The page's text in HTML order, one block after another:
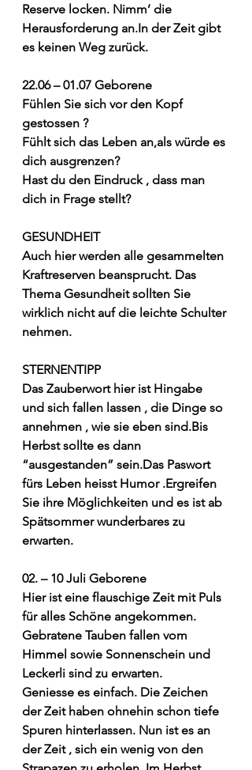
Reserve locken. Nimm’ die
Herausforderung an.In der Zeit gibt
es keinen Weg zurück.
22.06 – 01.07 Geborene
Fühlen Sie sich vor den Kopf
gestossen ?
Fühlt sich das Leben an,als würde es
dich ausgrenzen?
Hast du den Eindruck , dass man
dich in Frage stellt?
GESUNDHEIT
Auch hier werden alle gesammelten
Kraftreserven beansprucht. Das
Thema Gesundheit sollten Sie
wirklich nicht auf die leichte Schulter
nehmen.
STERNENTIPP
Das Zauberwort hier ist Hingabe
und sich fallen lassen , die Dinge so
annehmen , wie sie eben sind.Bis
Herbst sollte es dann
“ausgestanden” sein.Das Paswort
fürs Leben heisst Humor .Ergreifen
Sie ihre Möglichkeiten und es ist ab
Spätsommer wunderbares zu
erwarten.
02. – 10 Juli Geborene
Hier ist eine flauschige Zeit mit Puls
für alles Schöne angekommen.
Gebratene Tauben fallen vom
Himmel sowie Sonnenschein und
Leckerli sind zu erwarten.
Geniesse es einfach. Die Zeichen
der Zeit haben ohnehin schon tiefe
Spuren hinterlassen. Nun ist es an
der Zeit , sich ein wenig von den